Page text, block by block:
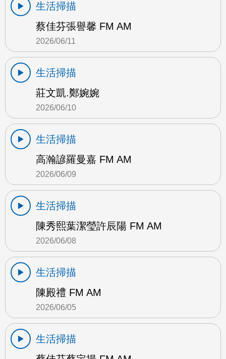
生活掃描
蔡佳芬張譽馨 FM AM
2026/06/11
生活掃描
莊文凱.鄭婉婉
2026/06/10
生活掃描
高瀚諺羅曼嘉 FM AM
2026/06/09
生活掃描
陳秀熙葉潔瑩許辰陽 FM AM
2026/06/08
生活掃描
陳殿禮 FM AM
2026/06/05
生活掃描